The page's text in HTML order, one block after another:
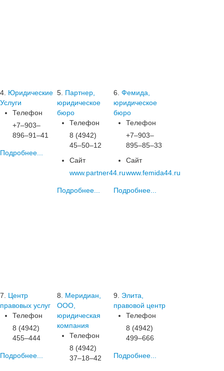
4. Юридические
Услуги
Телефон
+7‒903‒
896‒91‒41
Подробнее...
5. Партнер,
юридическое
бюро
Телефон
8 (4942)
45‒50‒12
Сайт
www.partner44.ru
Подробнее...
6. Фемида,
юридическое
бюро
Телефон
+7‒903‒
895‒85‒33
Сайт
www.femida44.ru
Подробнее...
7.
Центр
правовых услуг
Телефон
8 (4942)
455‒444
Подробнее...
8.
Меридиан,
ООО,
юридическая
компания
Телефон
8 (4942)
37‒18‒42
9.
Элита,
правовой центр
Телефон
8 (4942)
499‒666
Подробнее...